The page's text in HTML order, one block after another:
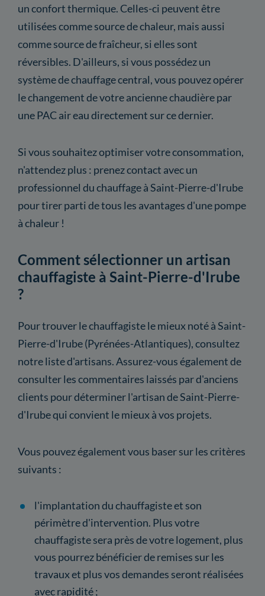
un confort thermique. Celles-ci peuvent être
utilisées comme source de chaleur, mais aussi
comme source de fraîcheur, si elles sont
réversibles. D'ailleurs, si vous possédez un
système de chauffage central, vous pouvez opérer
le changement de votre ancienne chaudière par
une PAC air eau directement sur ce dernier.
Si vous souhaitez optimiser votre consommation,
n'attendez plus : prenez contact avec un
professionnel du chauffage à Saint-Pierre-d'Irube
pour tirer parti de tous les avantages d'une pompe
à chaleur !
Comment sélectionner un artisan
chauffagiste à Saint-Pierre-d'Irube
?
Pour trouver le chauffagiste le mieux noté à Saint-
Pierre-d'Irube (Pyrénées-Atlantiques), consultez
notre liste d'artisans. Assurez-vous également de
consulter les commentaires laissés par d'anciens
clients pour déterminer l'artisan de Saint-Pierre-
d'Irube qui convient le mieux à vos projets.
Vous pouvez également vous baser sur les critères
suivants :
l'implantation du chauffagiste et son
périmètre d'intervention. Plus votre
chauffagiste sera près de votre logement, plus
vous pourrez bénéficier de remises sur les
travaux et plus vos demandes seront réalisées
avec rapidité ;